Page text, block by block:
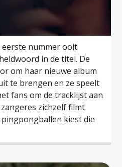
nummer ooit
in de titel. De
om haar nieuwe album
te brengen en ze speelt
fans om de tracklijst aan
zichzelf filmt
kiest die